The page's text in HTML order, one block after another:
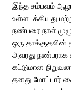
இந்த சம்பவம்
உள்ளடக்கியது
நண்பரை நாள்
ஒரு தாக்குதலின்
அவரது நண்பராக
கட்டுமான
தனது மோட்டார்